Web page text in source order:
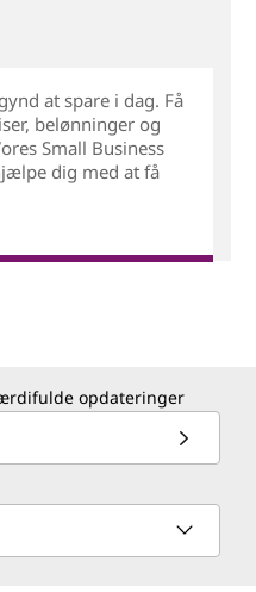
at spare i dag. Få
belønninger og
Small Business
dig med at få
opdateringer